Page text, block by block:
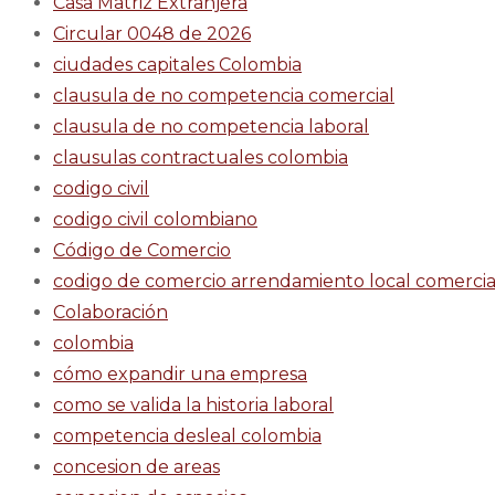
Circular 0048 de 2026
ciudades capitales Colombia
clausula de no competencia comercial
clausula de no competencia laboral
clausulas contractuales colombia
codigo civil
codigo civil colombiano
Código de Comercio
codigo de comercio arrendamiento local
Colaboración
colombia
cómo expandir una empresa
como se valida la historia laboral
competencia desleal colombia
concesion de areas